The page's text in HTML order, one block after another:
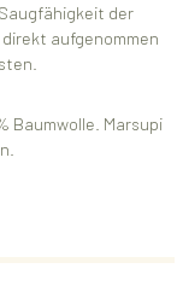
der
aufgenommen
Baumwolle. Marsupi